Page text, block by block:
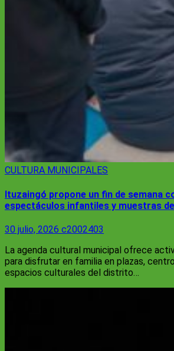
CULTURA MUNICIPALES
Ituzaingó propone un fin de semana
espectáculos infantiles y muestras
30 julio, 2026 c2002403
La agenda cultural municipal ofrece
para disfrutar en familia en plazas,
espacios culturales del distrito…